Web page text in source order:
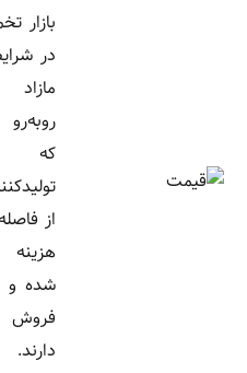
بازار تخم مرغ
در شرایطی با
مازاد تولید
روبه‌رو است
تولیدکنندگان
از فاصله میان
هزینه تمام
شده و قیمت
فروش گلایه
دارند. عضو